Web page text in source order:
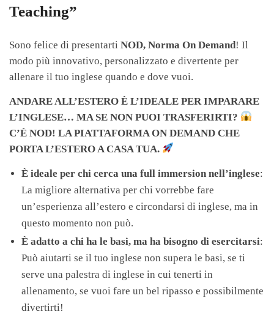
Teaching”
Sono felice di presentarti NOD, Norma On Demand! Il
modo più innovativo, personalizzato e divertente per
allenare il tuo inglese quando e dove vuoi.
ANDARE ALL’ESTERO È L’IDEALE PER IMPARARE
L’INGLESE… MA SE NON PUOI TRASFERIRTI?
C’È NOD! LA PIATTAFORMA ON DEMAND CHE
PORTA L’ESTERO A CASA TUA.
È ideale per chi cerca una full immersion nell’inglese:
La migliore alternativa per chi vorrebbe fare
un’esperienza all’estero e circondarsi di inglese, ma in
questo momento non può.
È adatto a chi ha le basi, ma ha bisogno di esercitarsi:
Può aiutarti se il tuo inglese non supera le basi, se ti
serve una palestra di inglese in cui tenerti in
allenamento, se vuoi fare un bel ripasso e possibilmente
divertirti!